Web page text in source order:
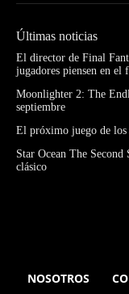
Últimas noticias
El director de Final
jugadores piensen en el
Moonlighter 2: The
septiembre
El próximo juego de los
Star Ocean The
clásico
NOSOTROS